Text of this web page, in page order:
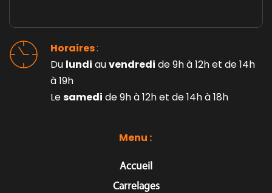
Menu :
Accueil
Carrelages
Horaires :
Du lundi au vendredi de 9h à 12h et de 14h
à 19h
Le samedi de 9h à 12h et de 14h à 18h